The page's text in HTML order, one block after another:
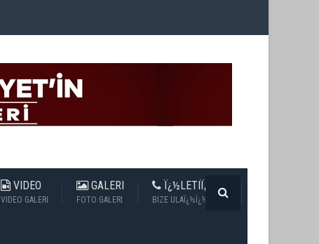
VIDEO
VIDEO GALERI
GALERI
FOTO GALERI
Ï¿½LETIÏ¿½IM
BIZE ULAÏ¿½Ï¿½N